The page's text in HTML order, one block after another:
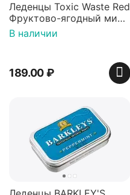
Леденцы Toxic Waste Red
Фруктово-ягодный микс
Красная банка 42 г,
Пакистан
В наличии
189.00₽